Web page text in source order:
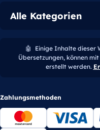
Alle Kategorien
🤖
Einige Inhalte dieser
Übersetzungen, können
erstellt werden.
Zahlungsmethoden